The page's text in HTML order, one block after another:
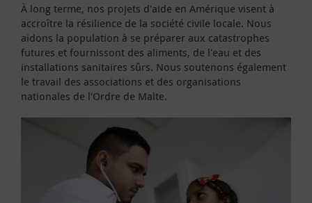
À long terme, nos projets d'aide en Amérique visent à
accroître la résilience de la société civile locale. Nous
aidons la population à se préparer aux catastrophes
futures et fournissont des aliments, de l'eau et des
installations sanitaires sûrs. Nous soutenons également
le travail des associations et des organisations
nationales de l'Ordre de Malte.